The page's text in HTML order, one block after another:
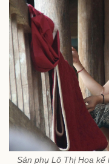
Sản phụ Lô Thị Hoa